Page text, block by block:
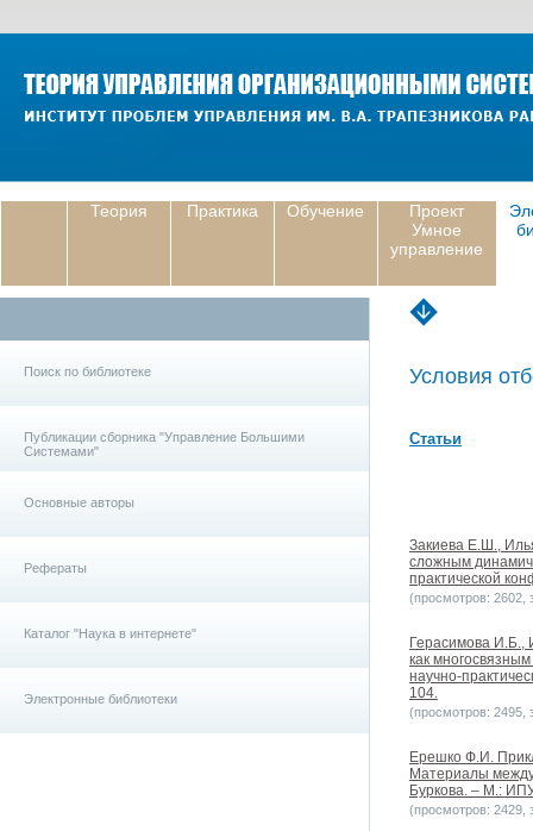
Теория Практика Обучение
Проект
Умное
управление
Поиск по библиотеке
Публикации сборника "Управление Большими
Системами"
Основные авторы
Рефераты
Каталог "Наука в интернете"
Электронные библиотеки
Условия
Статьи
Закиева Е.Ш.,
сложным
практической
(просмотров: 2602,
Герасимова И.Б.,
как
научно-
104.
(просмотров: 2495,
Ерешко Ф.И.
Материалы
Буркова. – М.:
(просмотров: 2429,